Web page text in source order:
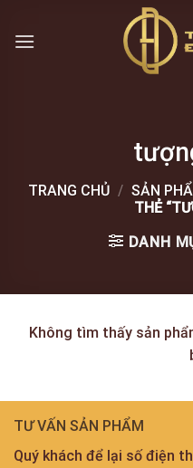
TRANG CHỦ / SẢN
THẺ
DANH
Không tìm thấy sản
TƯ VẤN SẢN PHẨM
Quý khách để lại số điện